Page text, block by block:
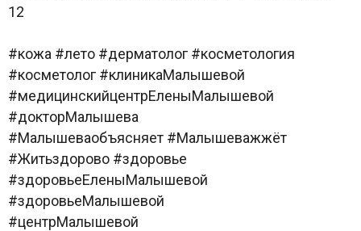
12
#кожа #лето #дерматолог #косметология
#косметолог #клиникаМалышевой
#медицинскийцентрЕленыМалышевой
#докторМалышева
#Малышеваобъясняет #Малышеважжёт
#Житьздорово #здоровье
#здоровьеЕленыМалышевой
#здоровьеМалышевой
#центрМалышевой